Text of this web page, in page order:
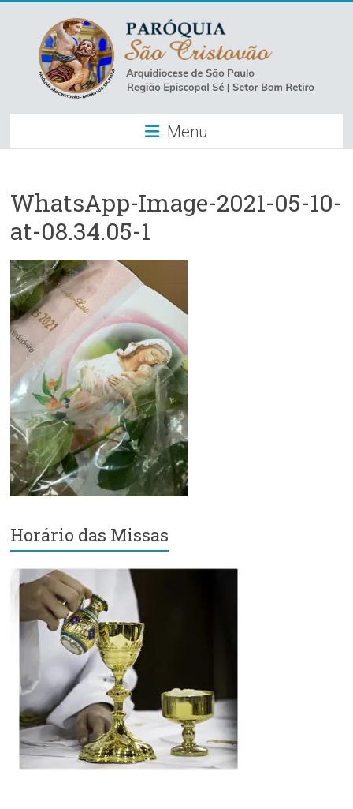
content
Paróquia
São
–
Luz
Arquidiocese
de
São
Paulo
–
Região
Episcopal
Sé
–
Setor
Bom
Retiro
Menu
WhatsApp-Image-2021-05-10-
at-08.34.05-1
Horário das Missas